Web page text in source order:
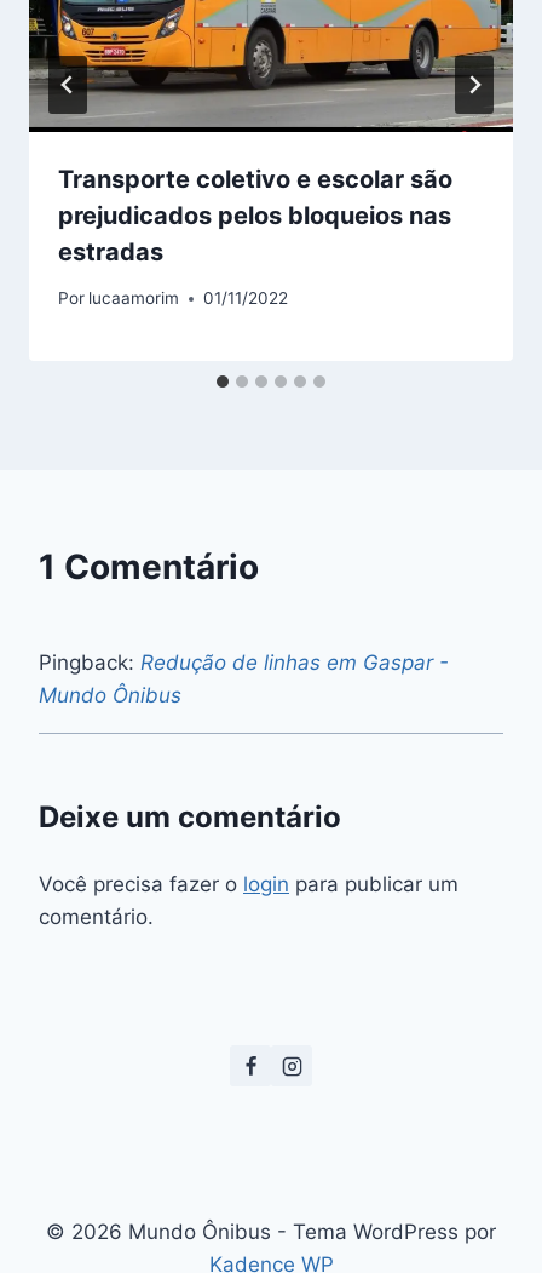
Transporte coletivo e escolar são
prejudicados pelos bloqueios nas
estradas
Por lucaamorim 01/11/2022
1 Comentário
Pingback: Redução de linhas em Gaspar -
Mundo Ônibus
Deixe um comentário
Você precisa fazer o login para publicar um
comentário.
© 2026 Mundo Ônibus - Tema WordPress por
Kadence WP